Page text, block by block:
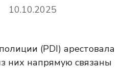
10.10.2025
(PDI) арестовала
них напрямую связаны